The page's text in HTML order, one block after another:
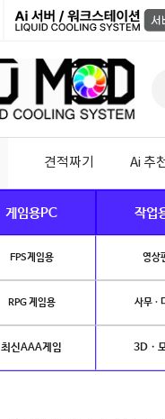
견적짜기 Ai 추
게임용PC 작업
FPS게임용 영상
RPG 게임용 사무 ·
최신AAA게임 3D ·